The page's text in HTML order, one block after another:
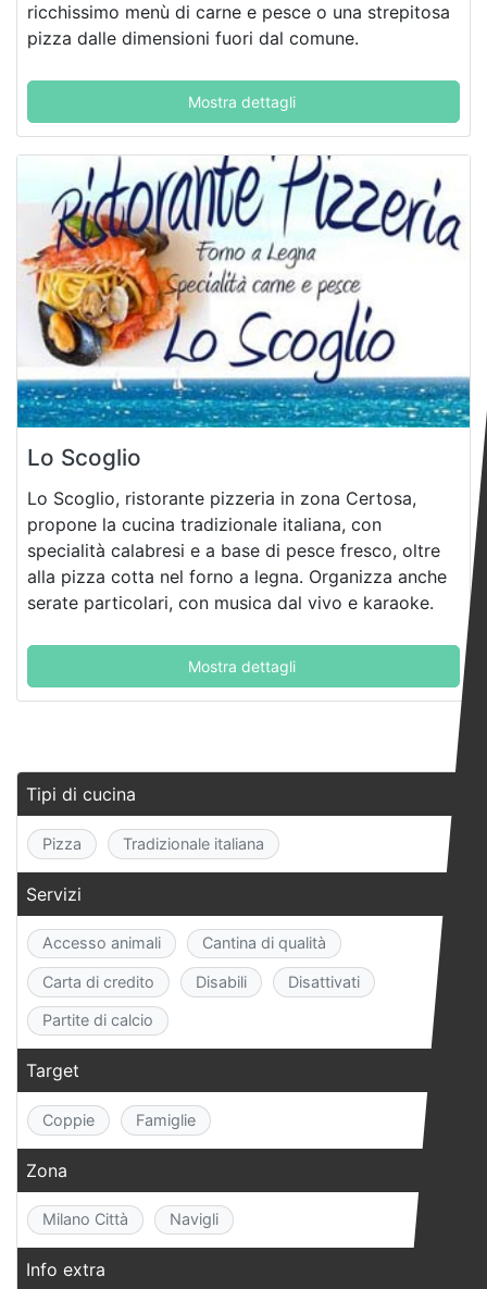
ricchissimo menù di carne e pesce o una strepitosa
pizza dalle dimensioni fuori dal comune.
Mostra dettagli
Lo Scoglio
Lo Scoglio, ristorante pizzeria in zona Certosa,
propone la cucina tradizionale italiana, con
specialità calabresi e a base di pesce fresco, oltre
alla pizza cotta nel forno a legna. Organizza anche
serate particolari, con musica dal vivo e karaoke.
Mostra dettagli
Tipi di cucina
Pizza Tradizionale italiana
Servizi
Accesso animali Cantina di qualità
Carta di credito Disabili Disattivati
Partite di calcio
Target
Coppie Famiglie
Zona
Milano Città Navigli
Info extra